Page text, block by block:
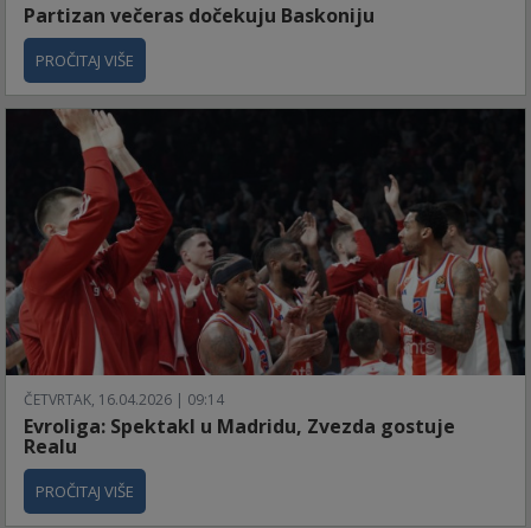
Partizan večeras dočekuju Baskoniju
PROČITAJ VIŠE
ČETVRTAK, 16.04.2026 | 09:14
Evroliga: Spektakl u Madridu, Zvezda gostuje
Realu
PROČITAJ VIŠE